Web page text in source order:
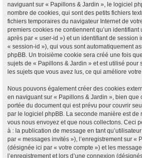
naviguant sur « Papillons & Jardin », le logiciel
nombre de cookies, qui sont des petits fichiers
fichiers temporaires du navigateur Internet de
premiers cookies ne contiennent qu’un identifiant
après par « user-id ») et un identifiant de session
« session-id »), qui vous sont automatiquement
phpBB. Un troisième cookie sera créé une fois
sujets de « Papillons & Jardin » et est utilisé pour
les sujets que vous avez lus, ce qui améliore
Nous pouvons également créer des cookies
en naviguant sur « Papillons & Jardin », bien que
portée du document qui est prévu pour couvrir
par le logiciel phpBB. La seconde manière est de
vous nous envoyez et que nous collectons. Ceci
à : la publication de message en tant
par « messages invités »), l’enregistrement sur «
(désignée ici par « votre compte ») et les
l’enregistrement et lors d’une connexion